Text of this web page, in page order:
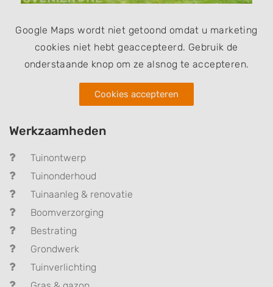
Google Maps wordt niet getoond omdat u marketing
cookies niet hebt geaccepteerd. Gebruik de
onderstaande knop om ze alsnog te accepteren.
Cookies accepteren
Werkzaamheden
Tuinontwerp
Tuinonderhoud
Tuinaanleg & renovatie
Boomverzorging
Bestrating
Grondwerk
Tuinverlichting